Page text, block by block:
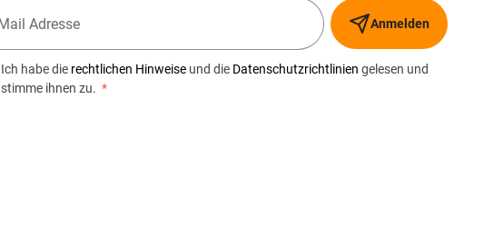
Anmelden
Ich habe die rechtlichen Hinweise und die Datenschutzrichtlinien gelesen und
stimme ihnen zu. *